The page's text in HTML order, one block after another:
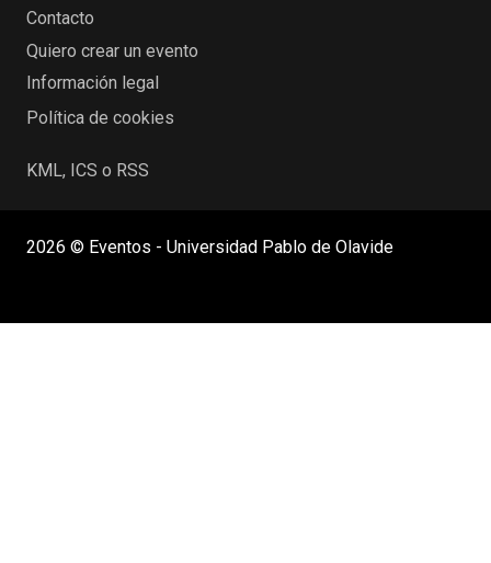
Contacto
Quiero crear un evento
Información legal
Política de cookies
KML, ICS o RSS
2026 © Eventos - Universidad Pablo de Olavide